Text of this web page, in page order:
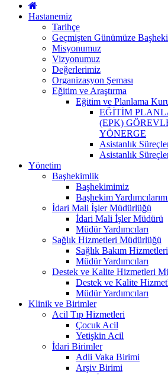
Hastanemiz
Tarihçe
Geçmişten Günümüze
Misyonumuz
Vizyonumuz
Değerlerimiz
Organizasyon Şeması
Eğitim ve Araştırma
Eğitim ve Planlama
EĞİTİM
(EPK)
YÖNERGE
Asistanlık
Asistanlık
Yönetim
Başhekimlik
Başhekimimiz
Başhekim
İdari Mali İşler Müdürlüğü
İdari Mali İşler Müdürü
Müdür Yardımcıları
Sağlık Hizmetleri Müdürlüğü
Sağlık Bakım
Müdür Yardımcıları
Destek ve Kalite Hizmetleri
Destek ve Kalite
Müdür Yardımcıları
Klinik ve Birimler
Acil Tıp Hizmetleri
Çocuk Acil
Yetişkin Acil
İdari Birimler
Adli Vaka Birimi
Arşiv Birimi